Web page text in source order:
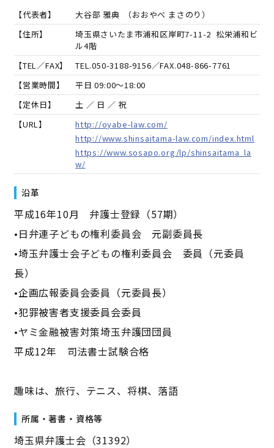
【代表者】 大谷部 雅典 （おおやべ まさのり）
【住所】
埼玉県さいたま市浦和区岸町7-11-2 松栄浦和ビ
ル4階
【TEL／FAX】
TEL.050-3188-9156／FAX.048-866-7761
【営業時間】
平日 09:00～18:00
【定休日】
土 ／ 日 ／ 祝
【URL】
http://oyabe-law.com/
http://www.shinsaitama-law.com/index.html
https://www.sosapo.org/lp/shinsaitama_la
w/
沿革
平成16年10月 弁護士登録（57期）
•日弁連子どもの権利委員会 元副委員長
•埼玉弁護士会子どもの権利委員会 委員（元委員
長）
•企画広報委員会委員（元委員長）
•犯罪被害者支援委員会委員
•ヤミ金融被害対策埼玉弁護団団員
平成12年 司法書士試験合格
趣味は、旅行、テニス、将棋、落語
所属・著書・資格等
埼玉県弁護士会（31392）